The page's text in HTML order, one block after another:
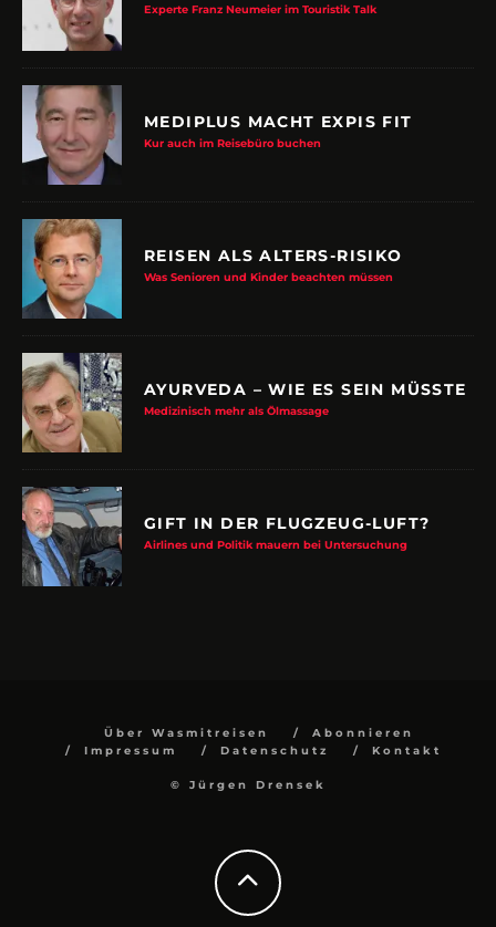
Experte Franz Neumeier im Touristik Talk
MEDIPLUS MACHT EXPIS FIT
Kur auch im Reisebüro buchen
REISEN ALS ALTERS-RISIKO
Was Senioren und Kinder beachten müssen
AYURVEDA – WIE ES SEIN MÜSSTE
Medizinisch mehr als Ölmassage
GIFT IN DER FLUGZEUG-LUFT?
Airlines und Politik mauern bei Untersuchung
Über Wasmitreisen
Abonnieren
Impressum
Datenschutz Kontakt
© Jürgen Drensek